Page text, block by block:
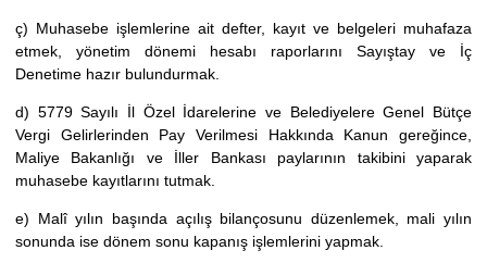
ç) Muhasebe işlemlerine ait defter, kayıt ve belgeleri muhafaza
etmek, yönetim dönemi hesabı raporlarını Sayıştay ve İç
Denetime hazır bulundurmak.
d) 5779 Sayılı İl Özel İdarelerine ve Belediyelere Genel Bütçe
Vergi Gelirlerinden Pay Verilmesi Hakkında Kanun gereğince,
Maliye Bakanlığı ve İller Bankası paylarının takibini yaparak
muhasebe kayıtlarını tutmak.
e) Malî yılın başında açılış bilançosunu düzenlemek, mali yılın
sonunda ise dönem sonu kapanış işlemlerini yapmak.